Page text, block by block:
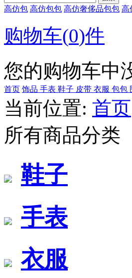
高仿包 高仿包包 高仿奢侈品包包 高
购物车(0)件
您的购物车中
首页 饰品 手表 鞋子 皮带 衣服 包包
当前位置: 首页
所有商品分类
鞋子
手表
衣服